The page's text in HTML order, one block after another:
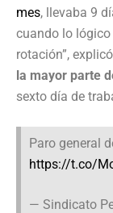
mes, llevaba 9
cuando lo lógico
rotación”,
la mayor parte
sexto día de
Paro general
https://t.co/
— Sindicato